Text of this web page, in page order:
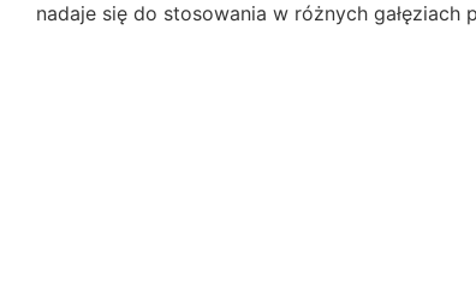
nadaje się do stosowania w różnych gałęziach